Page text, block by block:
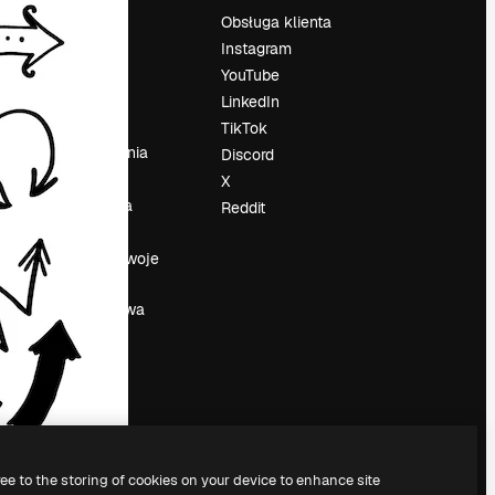
O nas
Trendy
wyszukiwania
Blog
Wydarzenia
Sprzedaj swoje
Sala prasowa
Szukasz
magnific.ai
Obsługa klienta
Instagram
YouTube
LinkedIn
TikTok
Discord
X
Reddit
to the storing of cookies on your device to enhance site